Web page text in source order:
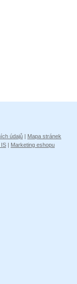
údajů | Mapa stránek
IS | Marketing eshopu